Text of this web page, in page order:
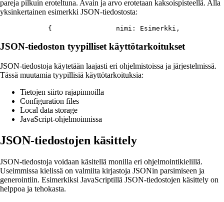
pareja pilkuin eroteltuna. Avain ja arvo erotetaan kaksoispisteellä. Alla
yksinkertainen esimerkki JSON-tiedostosta:
{                nimi: Esimerkki,
JSON-tiedoston tyypilliset käyttötarkoitukset
JSON-tiedostoja käytetään laajasti eri ohjelmistoissa ja järjestelmissä.
Tässä muutamia tyypillisiä käyttötarkoituksia:
Tietojen siirto rajapinnoilla
Configuration files
Local data storage
JavaScript-ohjelmoinnissa
JSON-tiedostojen käsittely
JSON-tiedostoja voidaan käsitellä monilla eri ohjelmointikielillä.
Useimmissa kielissä on valmiita kirjastoja JSONin parsimiseen ja
generointiin. Esimerkiksi JavaScriptillä JSON-tiedostojen käsittely on
helppoa ja tehokasta.